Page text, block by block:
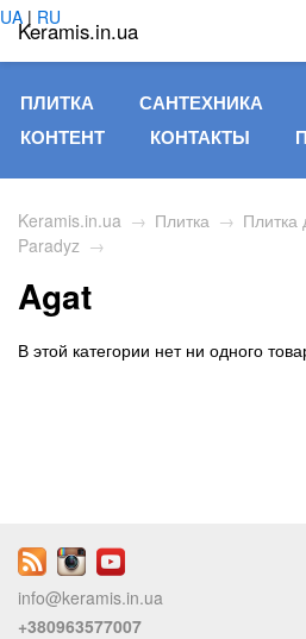
Keramis.in.ua
UA | RU
ПЛИТКА САНТЕХНИКА
КОНТЕНТ
КОНТАКТЫ
Keramis.in.ua → Плитка → Плитка
Paradyz →
Agat
В этой категории нет ни одного
info@keramis.in.ua
+380963577007